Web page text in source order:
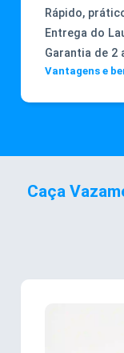
Rápido,
Entrega do
Garantia de 2
Vantagens e
Caça